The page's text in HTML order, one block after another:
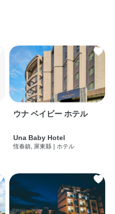
ウナ ベイビー ホテル
Una Baby Hotel
恆春鎮, 屏東縣 ホテル